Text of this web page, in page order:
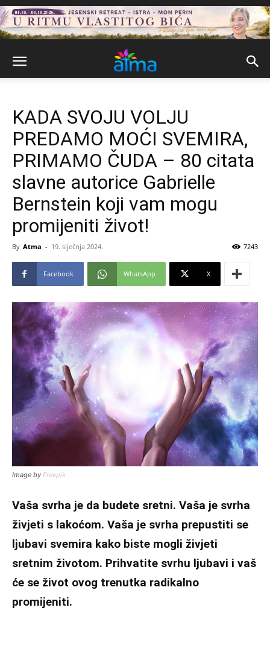
KADA SVOJU VOLJU
PREDAMO MOĆI SVEMIRA,
PRIMAMO ČUDA – 80 citata
slavne autorice Gabrielle
Bernstein koji vam mogu
promijeniti život!
By Atma - 19. siječnja 2024. 7243
Facebook WhatsApp X
Image by Freepik
Vaša svrha je da budete sretni. Vaša je svrha
živjeti s lakoćom. Vaša je svrha prepustiti se
ljubavi svemira kako biste mogli živjeti
sretnim životom. Prihvatite svrhu ljubavi i vaš
će se život ovog trenutka radikalno
promijeniti.